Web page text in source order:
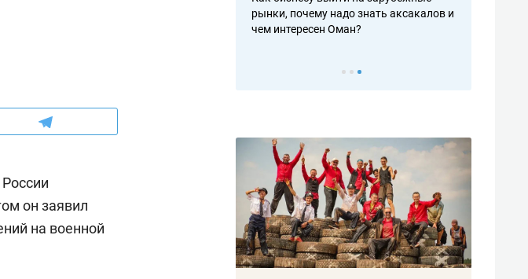
он заявил
на военной
рынки, почему надо знать аксакалов и
чем интересен Оман?